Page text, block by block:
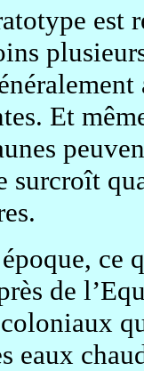
est
Et
surcroît
ce
de
eaux